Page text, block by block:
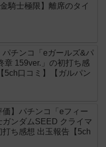
金騎士極限】離席のタイ
パチンコ「eガールズ&パ
章 159ver.」の初打ち感
5ch口コミ】【ガルパン
価】パチンコ「eフィー
ガンダムSEED クライマ
打ち感想 出玉報告【5ch